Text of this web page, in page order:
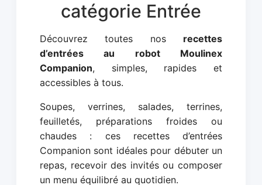
catégorie Entrée
Découvrez toutes nos recettes
d’entrées au robot Moulinex
Companion, simples, rapides et
accessibles à tous.
Soupes, verrines, salades, terrines,
feuilletés, préparations froides ou
chaudes : ces recettes d’entrées
Companion sont idéales pour débuter un
repas, recevoir des invités ou composer
un menu équilibré au quotidien.